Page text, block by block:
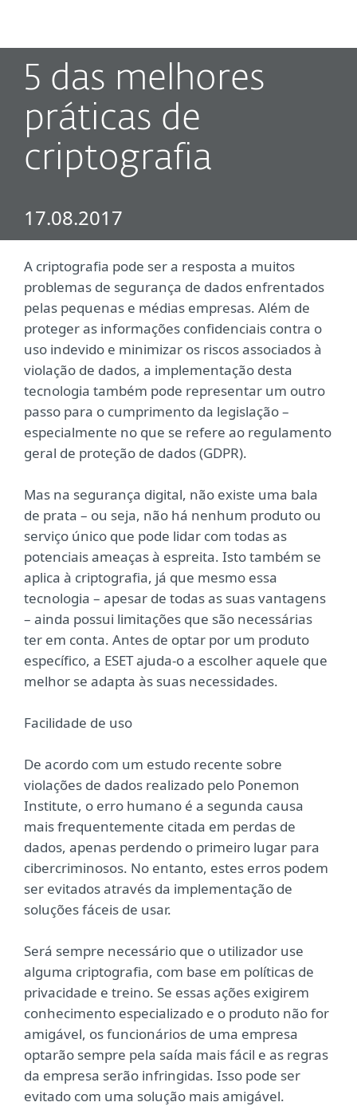
5 das melhores
práticas de
criptografia
17.08.2017
A criptografia pode ser a resposta a muitos
problemas de segurança de dados enfrentados
pelas pequenas e médias empresas. Além de
proteger as informações confidenciais contra o
uso indevido e minimizar os riscos associados à
violação de dados, a implementação desta
tecnologia também pode representar um outro
passo para o cumprimento da legislação –
especialmente no que se refere ao regulamento
geral de proteção de dados (GDPR).
Mas na segurança digital, não existe uma bala
de prata – ou seja, não há nenhum produto ou
serviço único que pode lidar com todas as
potenciais ameaças à espreita. Isto também se
aplica à criptografia, já que mesmo essa
tecnologia – apesar de todas as suas vantagens
– ainda possui limitações que são necessárias
ter em conta. Antes de optar por um produto
específico, a ESET ajuda-o a escolher aquele que
melhor se adapta às suas necessidades.
Facilidade de uso
De acordo com um estudo recente sobre
violações de dados realizado pelo Ponemon
Institute, o erro humano é a segunda causa
mais frequentemente citada em perdas de
dados, apenas perdendo o primeiro lugar para
cibercriminosos. No entanto, estes erros podem
ser evitados através da implementação de
soluções fáceis de usar.
Será sempre necessário que o utilizador use
alguma criptografia, com base em políticas de
privacidade e treino. Se essas ações exigirem
conhecimento especializado e o produto não for
amigável, os funcionários de uma empresa
optarão sempre pela saída mais fácil e as regras
da empresa serão infringidas. Isso pode ser
evitado com uma solução mais amigável.